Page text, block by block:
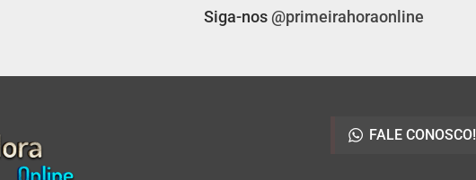
Siga-nos @primeirahoraonline
FALE CONOSCO!